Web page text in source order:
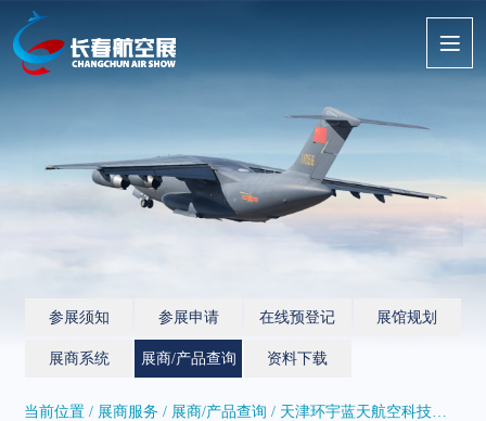
参展须知 参展申请 在线预登记 展馆规划
展商系统 展商/产品查询 资料下载
当前位置 / 展商服务 / 展商/产品查询 / 天津环宇蓝天航空科技有限公司